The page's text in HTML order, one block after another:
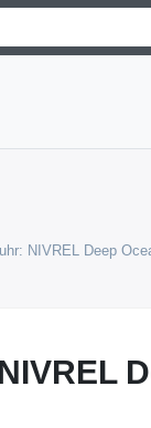
NIVREL Deep